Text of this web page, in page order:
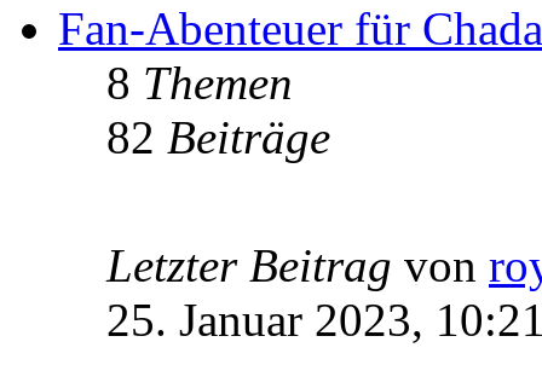
Fan-Abenteuer für
8 Themen
82 Beiträge
Letzter Beitrag von
25. Januar 2023,